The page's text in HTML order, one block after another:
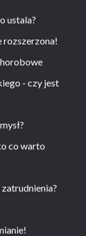
ustala?
rozszerzona!
- czy jest
co warto